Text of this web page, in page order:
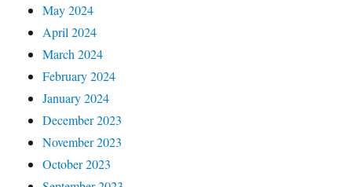
May 2024
April 2024
March 2024
February 2024
January 2024
December 2023
November 2023
October 2023